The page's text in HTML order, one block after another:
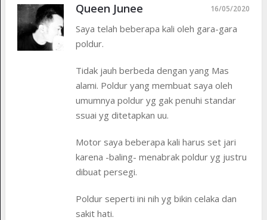
Queen Junee 16/05/2020
Saya telah beberapa kali oleh gara-gara
poldur.
Tidak jauh berbeda dengan yang Mas
alami. Poldur yang membuat saya oleh
umumnya poldur yg gak penuhi standar
ssuai yg ditetapkan uu.
Motor saya beberapa kali harus set jari
karena -baling- menabrak poldur yg justru
dibuat persegi.
Poldur seperti ini nih yg bikin celaka dan
sakit hati.